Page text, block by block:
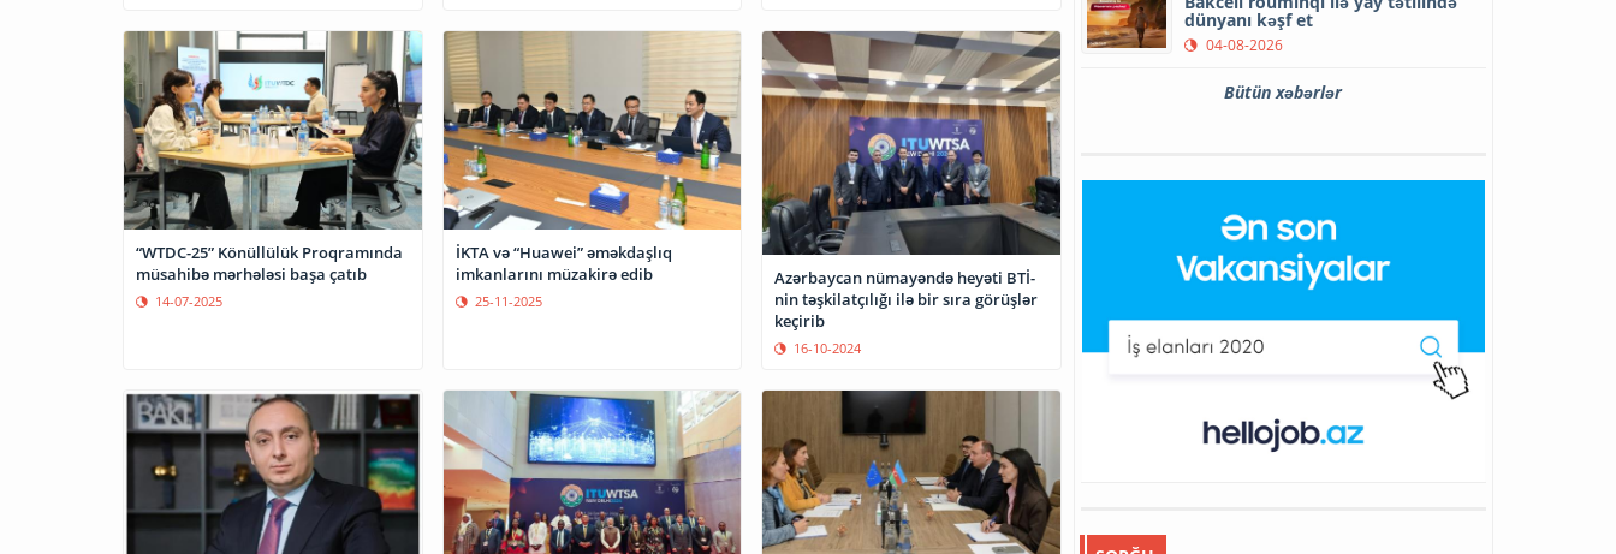
“WTDC-25” Könüllülük Proqramında
müsahibə mərhələsi başa çatıb
14-07-2025
İKTA və “Huawei” əməkdaşlıq
imkanlarını müzakirə edib
25-11-2025
Azərbaycan nümayəndə heyəti BTİ-
nin təşkilatçılığı ilə bir sıra görüşlər
keçirib
16-10-2024
dünyanı kəşf et
04-08-2026
Bütün xəbərlər